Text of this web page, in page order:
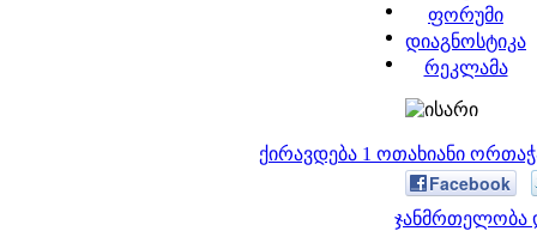
ფორუმი
დიაგნოსტიკა
რეკლამა
ქირავდება 1 ოთახიანი
Facebook
ჯანმრთელობა